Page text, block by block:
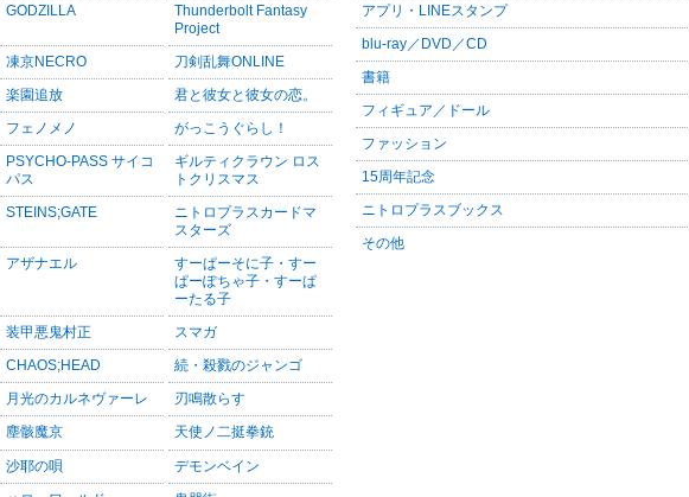
GODZILLA
Thunderbolt Fantasy
Project
凍京NECRO 刀剣乱舞ONLINE
楽園追放 君と彼女と彼女の恋。
フェノメノ がっこうぐらし！
PSYCHO-PASS サイコ
パス
ギルティクラウン ロス
トクリスマス
STEINS;GATE
ニトロプラスカードマ
スターズ
アザナエル
すーぱーそに子・すー
ぱーぽちゃ子・すーぱ
ーたる子
装甲悪鬼村正 スマガ
CHAOS;HEAD 続・殺戮のジャンゴ
月光のカルネヴァーレ 刃鳴散らす
塵骸魔京 天使ノ二挺拳銃
沙耶の唄 デモンベイン
アプリ・LINEスタンプ
blu-ray／DVD／CD
書籍
フィギュア／ドール
ファッション
15周年記念
ニトロプラスブックス
その他